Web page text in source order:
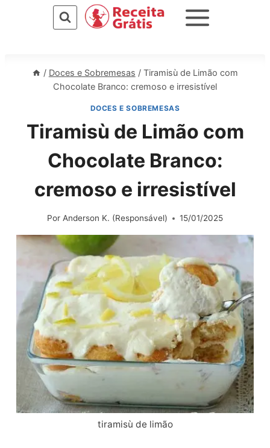
/ Doces e Sobremesas / Tiramisù de Limão com
Chocolate Branco: cremoso e irresistível
DOCES E SOBREMESAS
Tiramisù de Limão com
Chocolate Branco:
cremoso e irresistível
Por Anderson K. (Responsável) 15/01/2025
tiramisù de limão